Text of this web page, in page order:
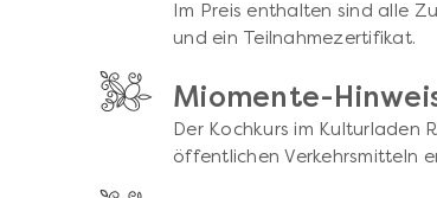
Im Preis enthalten sind alle
und ein Teilnahmezertifikat.
Miomente-
Der Kochkurs im Kulturladen
öffentlichen Verkehrsmitteln